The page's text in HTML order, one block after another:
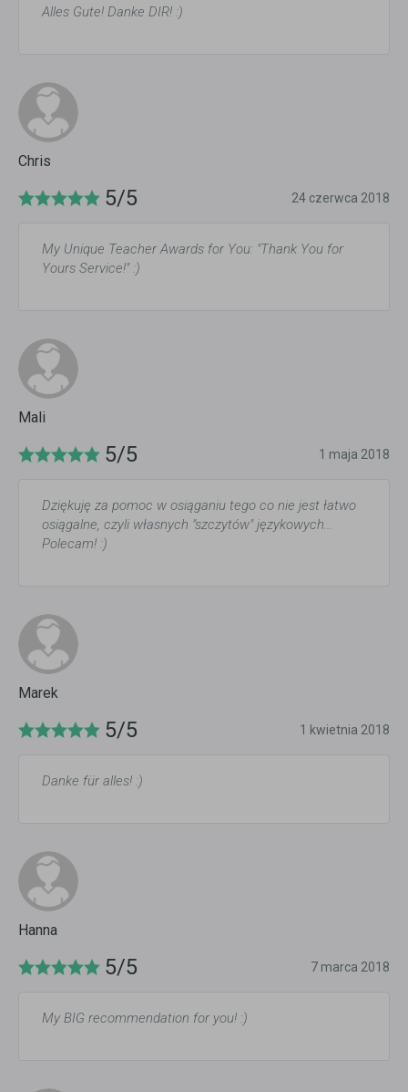
Alles Gute! Danke DIR! :)
Chris
5/5 24 czerwca 2018
My Unique Teacher Awards for You: "Thank You for
Yours Service‎!" :)
Mali
5/5 1 maja 2018
Dziękuję za pomoc w osiąganiu tego co nie jest łatwo
osiągalne, czyli własnych "szczytów" językowych...
Polecam! :)
Marek
5/5 1 kwietnia 2018
Danke für alles! :)
Hanna
5/5 7 marca 2018
My BIG recommendation for you! :)